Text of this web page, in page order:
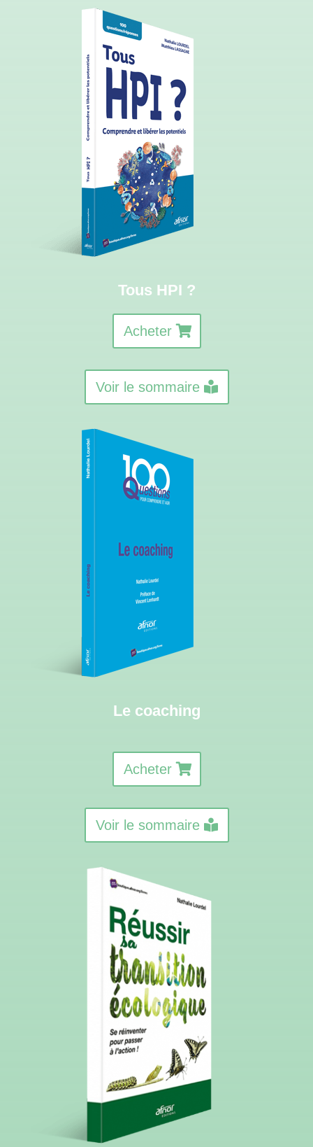
Tous HPI ?
Acheter
Voir le sommaire
Le coaching
Acheter
Voir le sommaire